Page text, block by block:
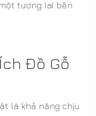
tương lai bền
Đồ Gỗ
là khả năng chịu